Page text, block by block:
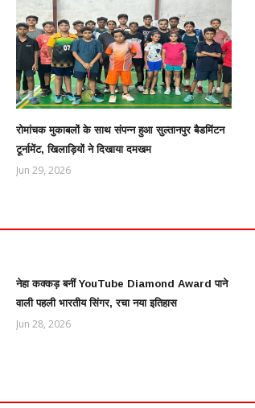
रोमांचक मुकाबलों के साथ संपन्न हुआ सुल्तानपुर बैडमिंटन
टूर्नामेंट, खिलाड़ियों ने दिखाया दमखम
Jun 29, 2026
नेहा कक्कड़ बनीं YouTube Diamond Award पाने
वाली पहली भारतीय सिंगर, रचा नया इतिहास
Jun 28, 2026